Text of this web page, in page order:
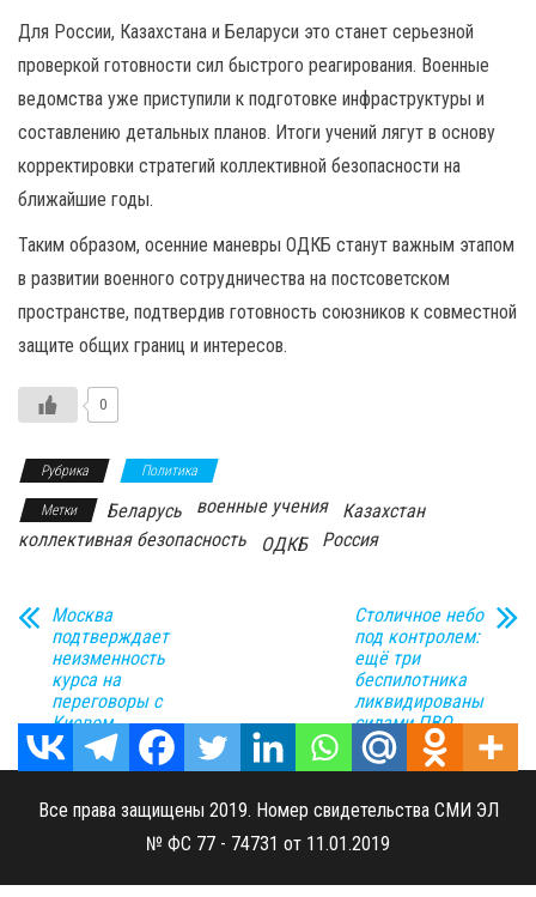
Для России, Казахстана и Беларуси это станет серьезной
проверкой готовности сил быстрого реагирования. Военные
ведомства уже приступили к подготовке инфраструктуры и
составлению детальных планов. Итоги учений лягут в основу
корректировки стратегий коллективной безопасности на
ближайшие годы.
Таким образом, осенние маневры ОДКБ станут важным этапом
в развитии военного сотрудничества на постсоветском
пространстве, подтвердив готовность союзников к совместной
защите общих границ и интересов.
0
Рубрика Политика
Метки Беларусь военные учения
Казахстан
коллективная безопасность
ОДКБ Россия
Москва
подтверждает
неизменность
курса на
переговоры с
Киевом
Столичное небо
под контролем:
ещё три
беспилотника
ликвидированы
силами ПВО
Все права защищены 2019. Номер свидетельства СМИ ЭЛ
№ ФС 77 - 74731 от 11.01.2019